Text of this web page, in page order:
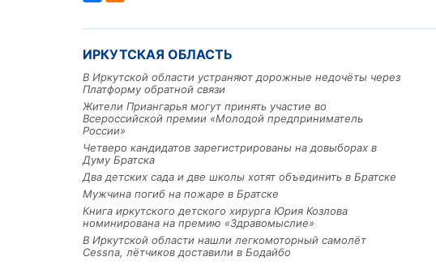
ИРКУТСКАЯ ОБЛАСТЬ
В Иркутской области устраняют дорожные недочёты через
Платформу обратной связи
Жители Приангарья могут принять участие во
Всероссийской премии «Молодой предприниматель
России»
Четверо кандидатов зарегистрированы на довыборах в
Думу Братска
Два детских сада и две школы хотят объединить в Братске
Мужчина погиб на пожаре в Братске
Книга иркутского детского хирурга Юрия Козлова
номинирована на премию «Здравомыслие»
В Иркутской области нашли легкомоторный самолёт
Cessna, лётчиков доставили в Бодайбо